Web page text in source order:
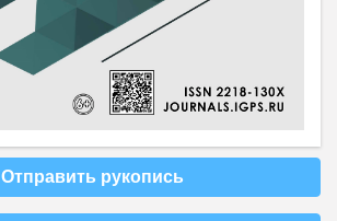
Отправить рукопись